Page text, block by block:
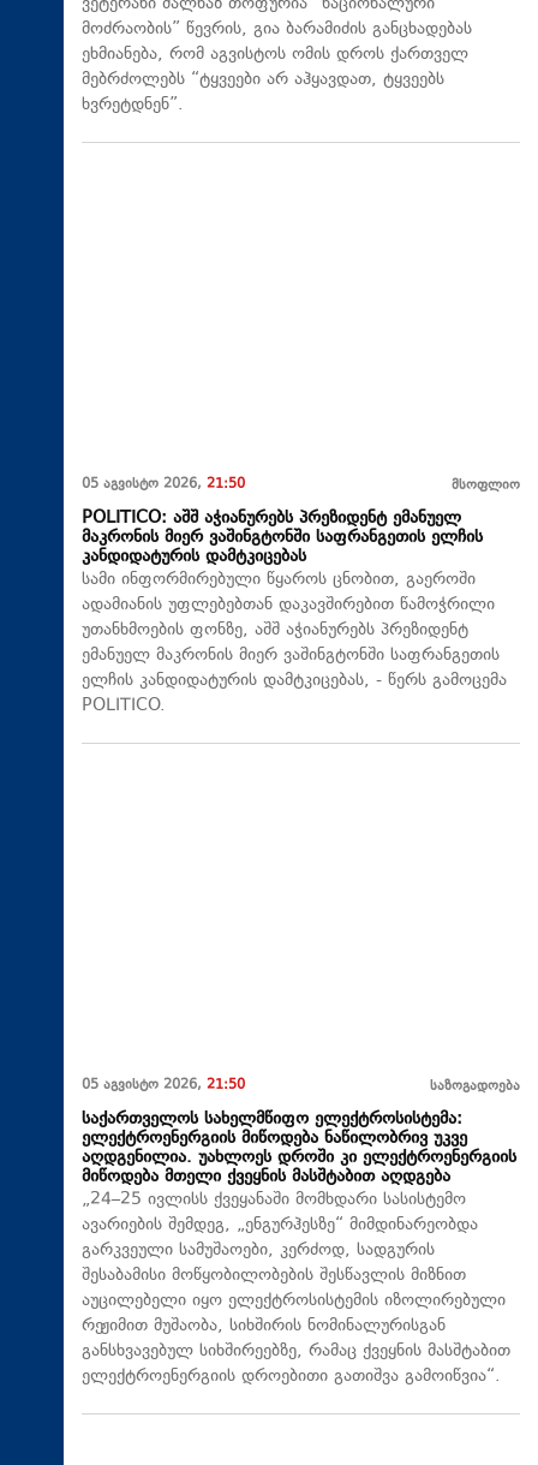
მოძრაობის” წევრის, გია ბარამიძის განცხადებას
ეხმიანება, რომ აგვისტოს ომის დროს ქართველ
მებრძოლებს “ტყვეები არ აჰყავდათ, ტყვეებს
ხვრეტდნენ”.
05 აგვისტო 2026, 21:50 მსოფლიო
POLITICO: აშშ აჭიანურებს პრეზიდენტ ემანუელ
მაკრონის მიერ ვაშინგტონში საფრანგეთის ელჩის
კანდიდატურის დამტკიცებას
სამი ინფორმირებული წყაროს ცნობით, გაეროში
ადამიანის უფლებებთან დაკავშირებით წამოჭრილი
უთანხმოების ფონზე, აშშ აჭიანურებს პრეზიდენტ
ემანუელ მაკრონის მიერ ვაშინგტონში საფრანგეთის
ელჩის კანდიდატურის დამტკიცებას, - წერს გამოცემა
POLITICO.
05 აგვისტო 2026, 21:50 საზოგადოება
საქართველოს სახელმწიფო ელექტროსისტემა:
ელექტროენერგიის მიწოდება ნაწილობრივ უკვე
აღდგენილია. უახლოეს დროში კი ელექტროენერგიის
მიწოდება მთელი ქვეყნის მასშტაბით აღდგება
„24–25 ივლისს ქვეყანაში მომხდარი სასისტემო
ავარიების შემდეგ, „ენგურჰესზე“ მიმდინარეობდა
გარკვეული სამუშაოები, კერძოდ, სადგურის
შესაბამისი მოწყობილობების შესწავლის მიზნით
აუცილებელი იყო ელექტროსისტემის იზოლირებული
რეჟიმით მუშაობა, სიხშირის ნომინალურისგან
განსხვავებულ სიხშირეებზე, რამაც ქვეყნის მასშტაბით
ელექტროენერგიის დროებითი გათიშვა გამოიწვია“.